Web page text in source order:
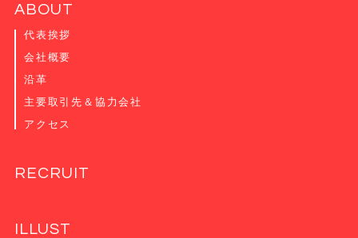
ABOUT
代表挨拶
会社概要
沿革
主要取引先＆協力会社
アクセス
RECRUIT
ILLUST